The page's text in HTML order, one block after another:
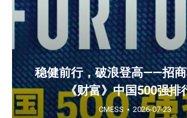
稳健前行，破浪登高——招
《财富》中国500强排
CMESS 2026-07-23